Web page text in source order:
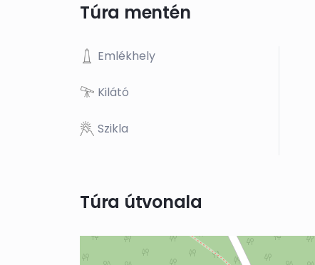
Túra mentén
Emlékhely
Kilátó
Szikla
Túra útvonala